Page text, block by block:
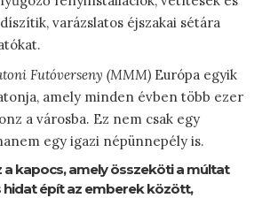
varázslatos éjszakai sétára
Futóverseny (MMM) Európa egyik
amely minden évben több ezer
a városba. Ez nem csak egy
egy igazi népünnepély is.
a kapocs, amely összeköti a múltat
hidat épít az emberek között,